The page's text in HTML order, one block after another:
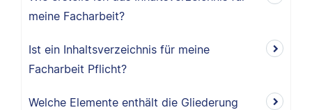
meine Facharbeit?
Ist ein Inhaltsverzeichnis für meine
Facharbeit Pflicht?
Welche Elemente enthält die Gliederung